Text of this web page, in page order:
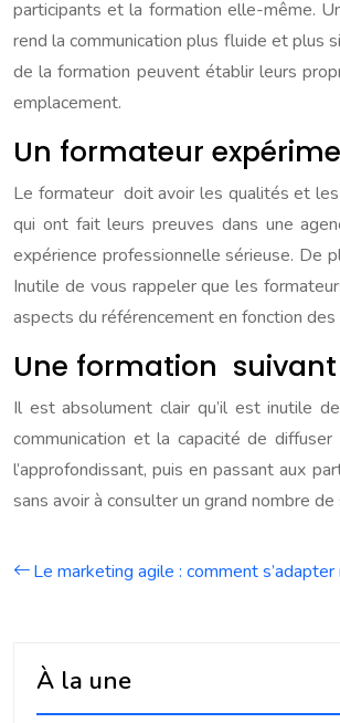
participants et la formation elle-même.
rend la communication plus fluide et plus
de la formation peuvent établir leurs
emplacement.
Un formateur
Le formateur doit avoir les qualités et
qui ont fait leurs preuves dans une
expérience professionnelle sérieuse. De
Inutile de vous rappeler que les
aspects du référencement en fonction
Une formation
Il est absolument clair qu’il est inutile
communication et la capacité de
l’approfondissant, puis en passant aux
sans avoir à consulter un grand nombre
Le marketing agile : comment
À la une